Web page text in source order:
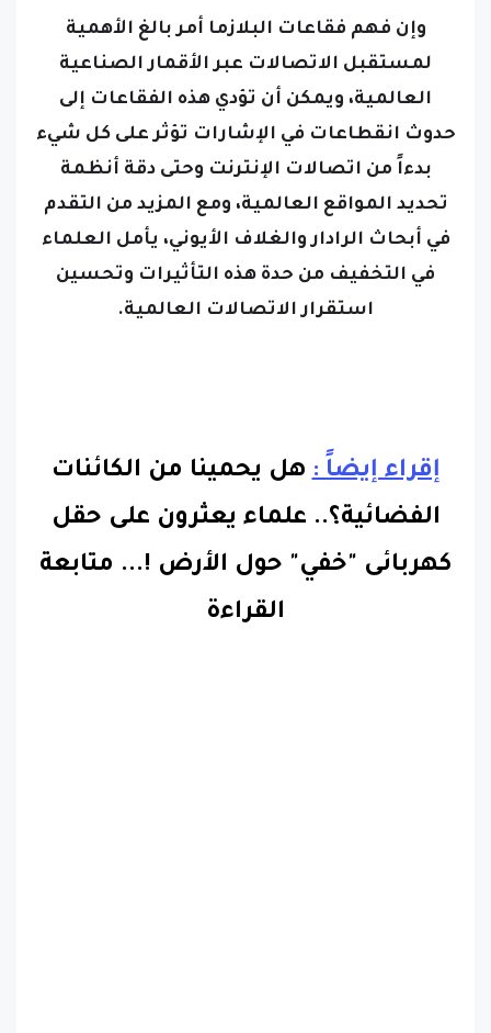
وإن فهم فقاعات البلازما أمر بالغ الأهمية
لمستقبل الاتصالات عبر الأقمار الصناعية
العالمية، ويمكن أن تؤدي هذه الفقاعات إلى
حدوث انقطاعات في الإشارات تؤثر على كل شيء
بدءاً من اتصالات الإنترنت وحتى دقة أنظمة
تحديد المواقع العالمية، ومع المزيد من التقدم
في أبحاث الرادار والغلاف الأيوني، يأمل العلماء
في التخفيف من حدة هذه التأثيرات وتحسين
استقرار الاتصالات العالمية.
إقراء إيضاً : هل يحمينا من الكائنات
الفضائية؟.. علماء يعثرون على حقل
كهربائى "خفي" حول الأرض !... متابعة
القراءة